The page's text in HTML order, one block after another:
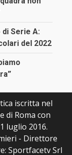
Serie A:
del 2022
iscritta nel
di Roma con
luglio 2016.
- Direttore
Sportfacetv Srl